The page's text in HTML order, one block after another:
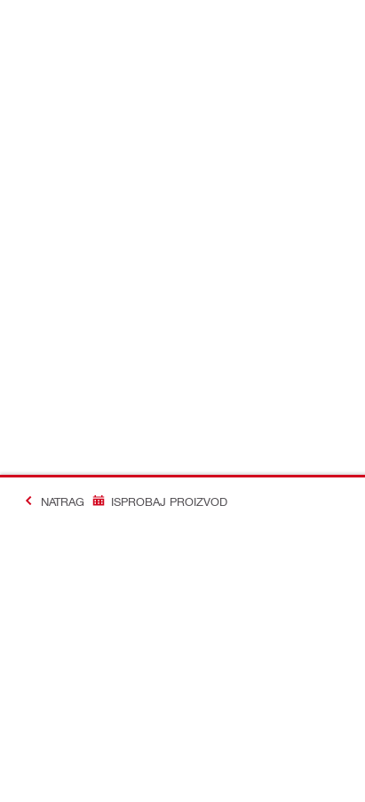
NATRAG ISPROBAJ PROIZVOD